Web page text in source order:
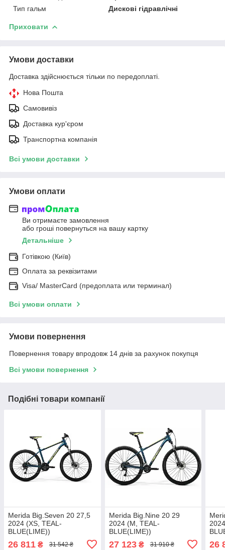
Тип гальм
Дискові гідравлічні
Приховати
Умови доставки
Доставка здійснюється тільки по передоплаті.
Нова Пошта
Самовивіз
Доставка кур'єром
Транспортна компанія
Всі умови доставки
Умови оплати
Ви отримаєте замовлення
або гроші повернуться на вашу картку
Детальніше
Готівкою (Київ)
Оплата за реквізитами
Visa/ MasterCard (предоплата или терминал)
Всі умови оплати
Умови повернення
Повернення товару впродовж 14 днів за рахунок покупця
Всі умови повернення
Подібні товари компанії
Merida Big.Seven 20 27,5
2024 (XS, TEAL-
BLUE(LIME))
26 811 ₴ 31 542 ₴
Merida Big.Nine 20 29
2024 (M, TEAL-
BLUE(LIME))
27 123₴ 31 910 ₴ 26